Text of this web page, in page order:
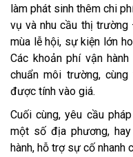
làm phát sinh thêm chi
vụ và nhu cầu thị
mùa lễ hội, sự kiện lớn
Các khoản phí vận
chuẩn môi trường,
được tính vào giá.
Cuối cùng, yêu cầu
một số địa phương,
hành, hỗ trợ sự cố nhanh